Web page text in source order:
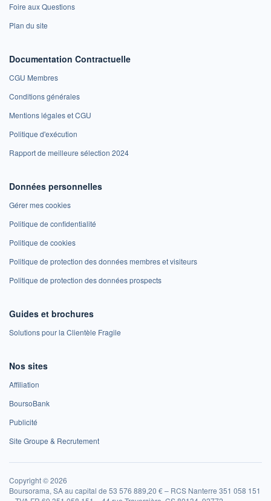
Foire aux Questions
Plan du site
Documentation Contractuelle
CGU Membres
Conditions générales
Mentions légales et CGU
Politique d'exécution
Rapport de meilleure sélection 2024
Données personnelles
Gérer mes cookies
Politique de confidentialité
Politique de cookies
Politique de protection des données membres et visiteurs
Politique de protection des données prospects
Guides et brochures
Solutions pour la Clientèle Fragile
Nos sites
Affiliation
BoursoBank
Publicité
Site Groupe & Recrutement
Copyright © 2026
Boursorama, SA au capital de 53 576 889,20 € – RCS Nanterre 351 058 151